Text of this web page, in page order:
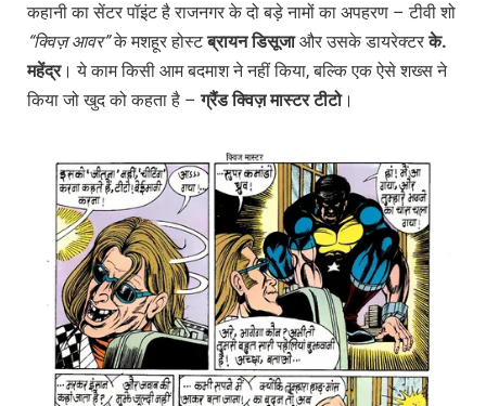
कहानी का सेंटर पॉइंट है राजनगर के दो बड़े नामों का अपहरण – टीवी शो
“क्विज़ आवर”के मशहूर होस्टब्रायन डिसूजाऔर उसके डायरेक्टरके.
महेंद्र। ये काम किसी आम बदमाश ने नहीं किया, बल्कि एक ऐसे शख्स ने
किया जो खुद को कहता है –ग्रैंड क्विज़ मास्टर टीटो।